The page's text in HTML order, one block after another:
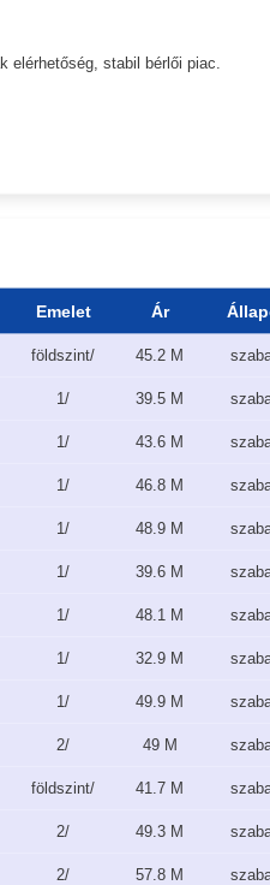
stabil bérlői piac.
Emelet Ár
földszint/ 45.2 M
1/ 39.5 M
1/ 43.6 M
1/ 46.8 M
1/ 48.9 M
1/ 39.6 M
1/ 48.1 M
1/ 32.9 M
1/ 49.9 M
2/ 49 M
földszint/ 41.7 M
2/ 49.3 M
2/ 57.8 M